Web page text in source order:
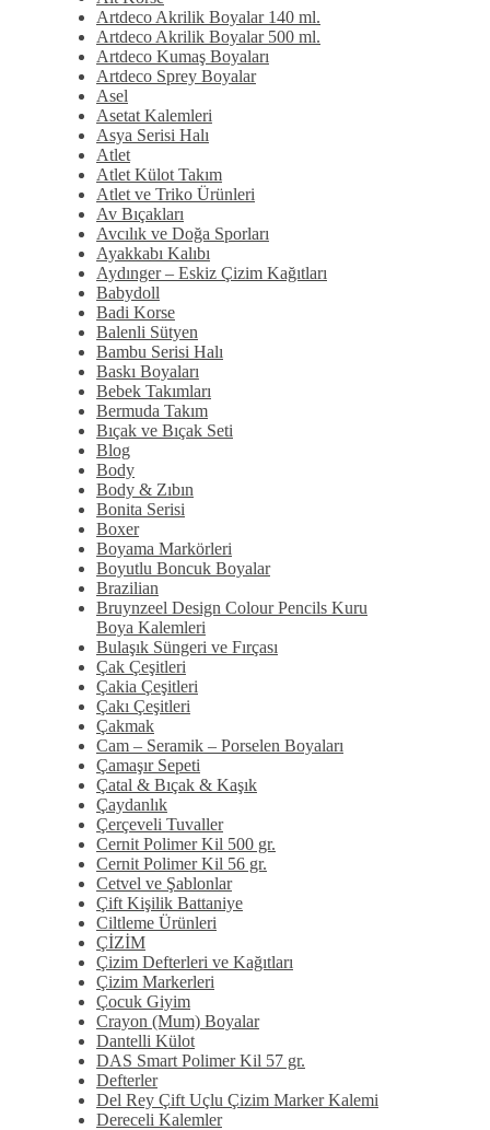
Artdeco Akrilik Boyalar 140 ml.
Artdeco Akrilik Boyalar 500 ml.
Artdeco Kumaş Boyaları
Artdeco Sprey Boyalar
Asel
Asetat Kalemleri
Asya Serisi Halı
Atlet
Atlet Külot Takım
Atlet ve Triko Ürünleri
Av Bıçakları
Avcılık ve Doğa Sporları
Ayakkabı Kalıbı
Aydınger – Eskiz Çizim Kağıtları
Babydoll
Badi Korse
Balenli Sütyen
Bambu Serisi Halı
Baskı Boyaları
Bebek Takımları
Bermuda Takım
Bıçak ve Bıçak Seti
Blog
Body
Body & Zıbın
Bonita Serisi
Boxer
Boyama Markörleri
Boyutlu Boncuk Boyalar
Brazilian
Bruynzeel Design Colour Pencils Kuru
Boya Kalemleri
Bulaşık Süngeri ve Fırçası
Çak Çeşitleri
Çakia Çeşitleri
Çakı Çeşitleri
Çakmak
Cam – Seramik – Porselen Boyaları
Çamaşır Sepeti
Çatal & Bıçak & Kaşık
Çaydanlık
Çerçeveli Tuvaller
Cernit Polimer Kil 500 gr.
Cernit Polimer Kil 56 gr.
Cetvel ve Şablonlar
Çift Kişilik Battaniye
Ciltleme Ürünleri
ÇİZİM
Çizim Defterleri ve Kağıtları
Çizim Markerleri
Çocuk Giyim
Crayon (Mum) Boyalar
Dantelli Külot
DAS Smart Polimer Kil 57 gr.
Defterler
Del Rey Çift Uçlu Çizim Marker Kalemi
Dereceli Kalemler